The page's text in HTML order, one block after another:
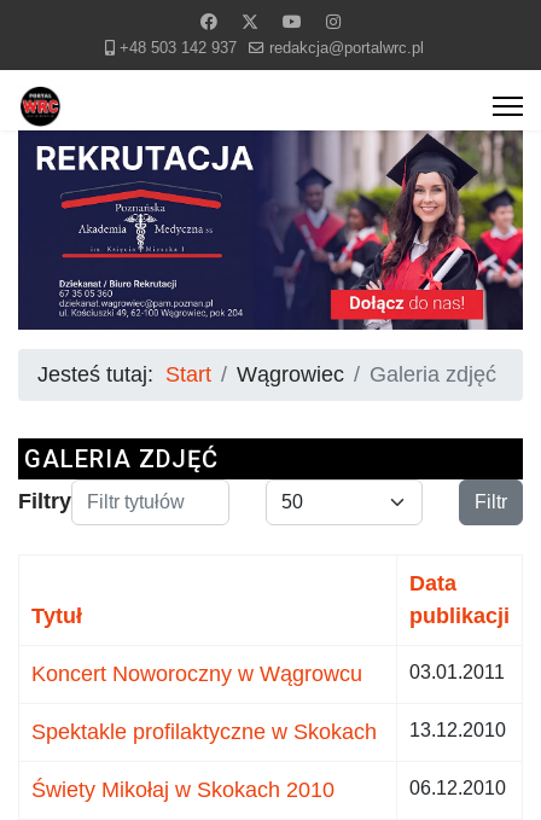
+48 503 142 937 redakcja@portalwrc.pl
Jesteś tutaj: Start Wągrowiec Galeria zdjęć
GALERIA ZDJĘĆ
FiltryFiltr tytułów Pokaż # Filtr
Tytuł
Data
publikacji
Koncert Noworoczny w Wągrowcu 03.01.2011
Spektakle profilaktyczne w Skokach 13.12.2010
Świety Mikołaj w Skokach 2010 06.12.2010